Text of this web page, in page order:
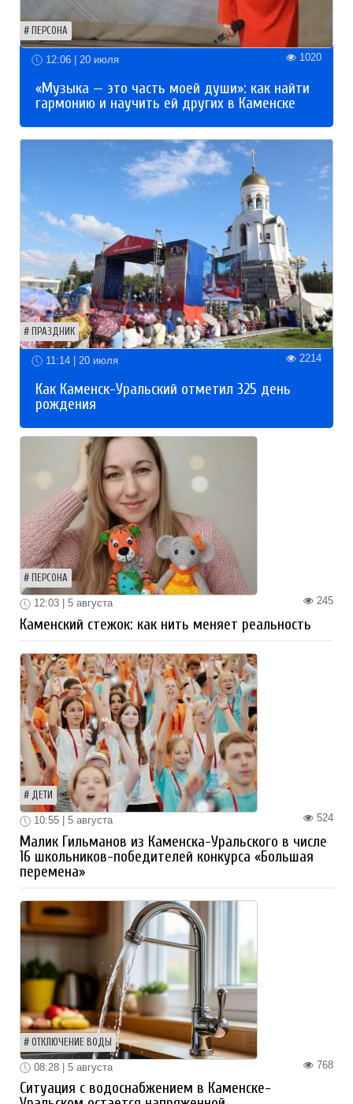
ПЕРСОНА
12:06 | 20 июля 1020
«Музыка — это часть моей души»: как найти
гармонию и научить ей других в Каменске
ПРАЗДНИК
11:14 | 20 июля 2214
Как Каменск-Уральский отметил 325 день
рождения
ПЕРСОНА
245
12:03 | 5 августа
Каменский стежок: как нить меняет реальность
ДЕТИ
524
10:55 | 5 августа
Малик Гильманов из Каменска-Уральского в числе
16 школьников-победителей конкурса «Большая
перемена»
ОТКЛЮЧЕНИЕ ВОДЫ
768
08:28 | 5 августа
Ситуация с водоснабжением в Каменске-